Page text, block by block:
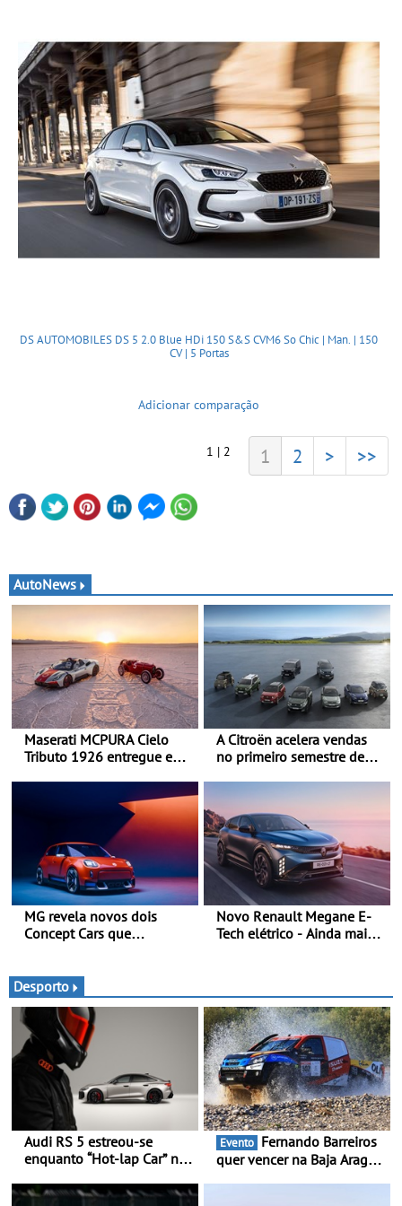
DS AUTOMOBILES DS 5 2.0 Blue HDi 150 S&S CVM6 So Chic | Man. | 150
CV | 5 Portas
Adicionar comparação
1 | 2 1 2 > >>
AutoNews
Maserati MCPURA Cielo
Tributo 1926 entregue em
A Citroën acelera vendas
no primeiro semestre de
renovada, uma dinâmica
confirmada
MG revela novos dois
Concept Cars que
avançada - No Goodwood
Festival of Speed 2026
Novo Renault Megane E-
Tech elétrico - Ainda mais
Desporto
Audi RS 5 estreou-se
enquanto “Hot-lap Car” no
1 de Miami
Evento
quer vencer na Baja Aragón